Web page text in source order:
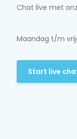
Chat live met
Maandag t/m
Start live